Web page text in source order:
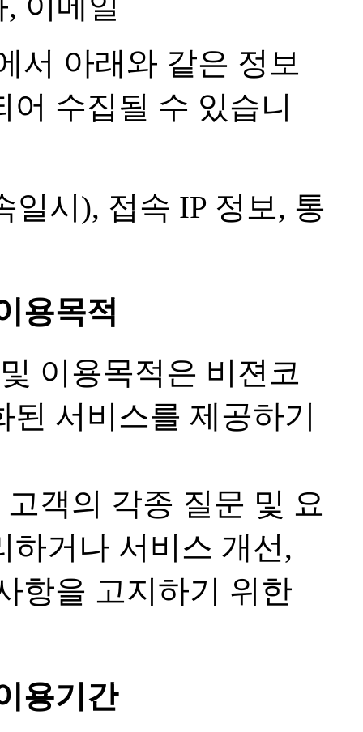
서 아래와 같은 정보
수집될 수 있습니
일시), 접속 IP 정보, 통
용목적
이용목적은 비젼코
서비스를 제공하기
객의 각종 질문 및 요
하거나 서비스 개선,
항을 고지하기 위한
용기간